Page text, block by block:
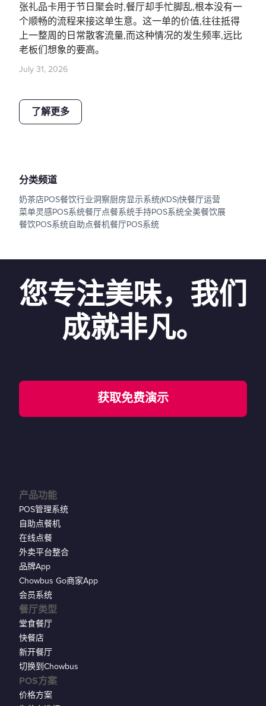
张礼品卡用于节日聚会时,餐厅却手忙脚乱,根本没有一
个顺畅的流程来接这单生意。这一单的价值,往往抵得
上一整周的日常散客流量,而这种情况的发生频率,远比
老板们想象的要高。
July 31, 2026
了解更多
分类频道
奶茶店POS餐饮行业洞察厨房显示系统(KDS)快餐厅运营
菜单灵感POS系统餐厅点餐系统手持POS系统全美餐饮展
餐饮POS系统自助点餐机餐厅POS系统
您专注美味，我们
成就非凡。
获取免费演示
产品功能
POS管理系统
自助点餐机
在线点餐
外卖平台整合
品牌App
Chowbus Go商家App
会员系统
餐厅类型
堂食餐厅
快餐店
新开餐厅
切换到Chowbus
POS方案
价格方案